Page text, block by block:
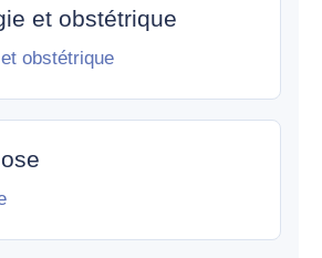
et obstétrique
obstétrique